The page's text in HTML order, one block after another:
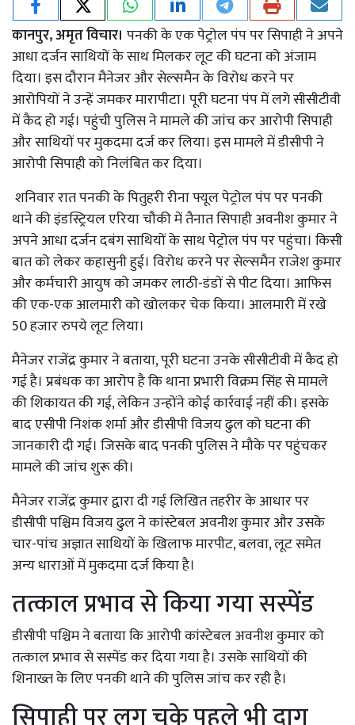
कानपुर, अमृत विचार। पनकी के एक पेट्रोल पंप पर सिपाही ने अपने
आधा दर्जन साथियों के साथ मिलकर लूट की घटना को अंजाम
दिया। इस दौरान मैनेजर और सेल्समैन के विरोध करने पर
आरोपियों ने उन्हें जमकर मारापीटा। पूरी घटना पंप में लगे सीसीटीवी
में कैद हो गई। पहुंची पुलिस ने मामले की जांच कर आरोपी सिपाही
और साथियों पर मुकदमा दर्ज कर लिया। इस मामले में डीसीपी ने
आरोपी सिपाही को निलंबित कर दिया।
शनिवार रात पनकी के पितुहरी रीना फ्यूल पेट्रोल पंप पर पनकी
थाने की इंडस्ट्रियल एरिया चौकी में तैनात सिपाही अवनीश कुमार ने
अपने आधा दर्जन दबंग साथियों के साथ पेट्रोल पंप पर पहुंचा। किसी
बात को लेकर कहासुनी हुई। विरोध करने पर सेल्समैन राजेश कुमार
और कर्मचारी आयुष को जमकर लाठी-डंडों से पीट दिया। आफिस
की एक-एक आलमारी को खोलकर चेक किया। आलमारी में रखे
50 हजार रुपये लूट लिया।
मैनेजर राजेंद्र कुमार ने बताया, पूरी घटना उनके सीसीटीवी में कैद हो
गई है। प्रबंधक का आरोप है कि थाना प्रभारी विक्रम सिंह से मामले
की शिकायत की गई, लेकिन उन्होंने कोई कार्रवाई नहीं की। इसके
बाद एसीपी निशंक शर्मा और डीसीपी विजय ढुल को घटना की
जानकारी दी गई। जिसके बाद पनकी पुलिस ने मौके पर पहुंचकर
मामले की जांच शुरू की।
मैनेजर राजेंद्र कुमार द्वारा दी गई लिखित तहरीर के आधार पर
डीसीपी पश्चिम विजय ढुल ने कांस्टेबल अवनीश कुमार और उसके
चार-पांच अज्ञात साथियों के खिलाफ मारपीट, बलवा, लूट समेत
अन्य धाराओं में मुकदमा दर्ज किया है।
तत्काल प्रभाव से किया गया सस्पेंड
डीसीपी पश्चिम ने बताया कि आरोपी कांस्टेबल अवनीश कुमार को
तत्काल प्रभाव से सस्पेंड कर दिया गया है। उसके साथियों की
शिनाख्त के लिए पनकी थाने की पुलिस जांच कर रही है।